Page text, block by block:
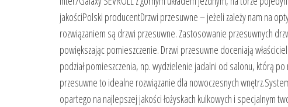
jakościPolski producentDrzwi przesuwne – jeżeli zależy nam na
rozwiązaniem są drzwi przesuwne. Zastosowanie przesuwnych
powiększając pomieszczenie. Drzwi przesuwne doceniają
podział pomieszczenia, np. wydzielenie jadalni od salonu, którą
przesuwne to idealne rozwiązanie dla nowoczesnych
opartego na najlepszej jakości łożyskach kulkowych i specjalnym